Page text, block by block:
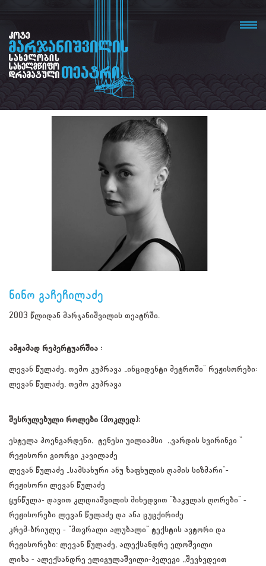
ნინო გაჩეჩილაძე
2003 წლიდან მარჯანიშვილის თეატრში.
ამჟამად რეპერტუარშია :
ლევან წულაძე, თემო კუპრავა „ინციდენტი მეტროში" რეჟისორები:
ლევან წულაძე, თემო კუპრავა
შესრულებული როლები (მოკლედ):
ესტელა ჰოენგარდენი, ტენესი უილიამსი ,,ვარდის სვირინგი “
რეჟისორი გიორგი კავილაძე
ლევან წულაძე „სამსახური ანუ ზაფხულის ღამის სიზმარი"-
რეჟისორი ლევან წულაძე
ყუნწულა- დავით კლდიაშვილის მიხედვით "ბაკულას ღორები" -
რეჟისორები ლევან წულაძე და ანა ცუცქირიძე
კრემ-ბრიულე - "მთვრალი ალუბალი" ტექსტის ავტორი და
რეჟისორები: ლევან წულაძე, ალექსანდრე ელოშვილი
ლიზა - ალექსანდრე ელიგულაშვილი-პელეგი ,,შევხვდეით